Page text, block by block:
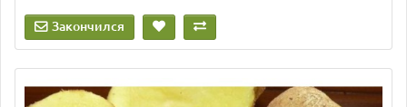
Закончился